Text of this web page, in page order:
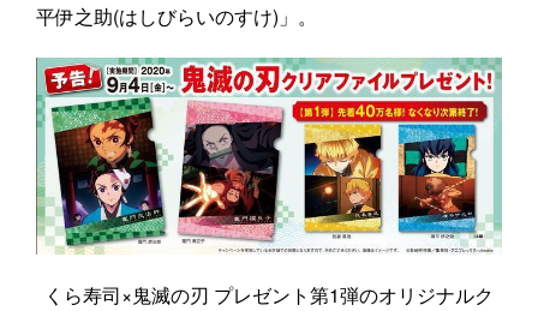
平伊之助(はしびらいのすけ)」。
くら寿司×鬼滅の刃 プレゼント第1弾のオリジナルク